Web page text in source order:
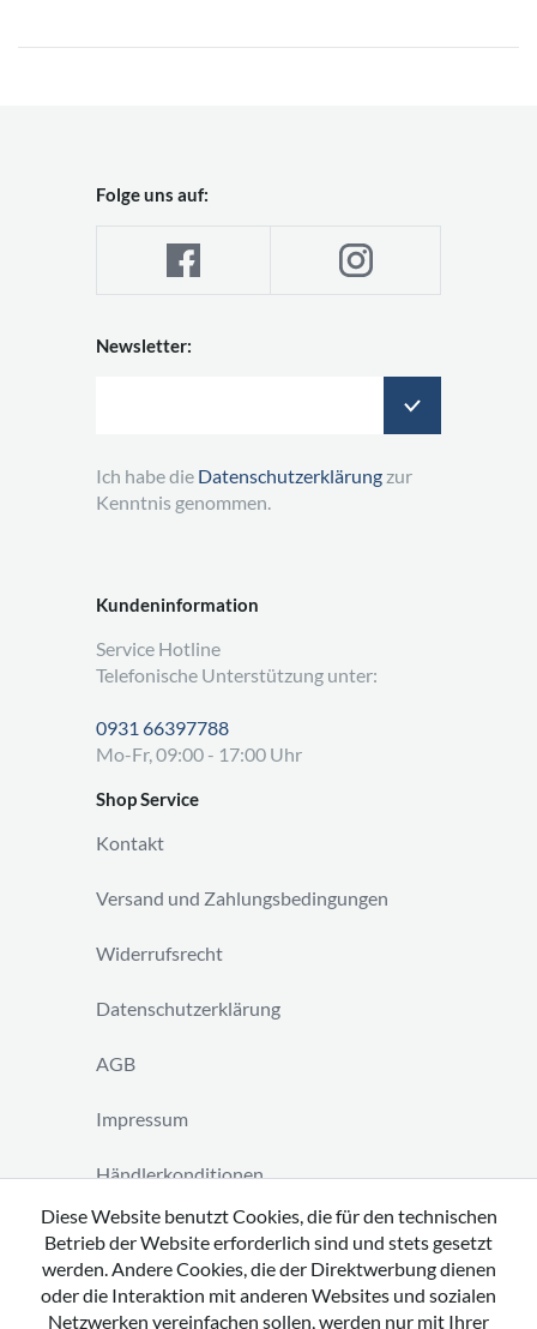
Kundeninformation
Service Hotline
Telefonische Unterstützung unter:
0931 66397788
Mo-Fr, 09:00 - 17:00 Uhr
Shop Service
Kontakt
Versand und Zahlungsbedingungen
Widerrufsrecht
Datenschutzerklärung
AGB
Impressum
Händlerkonditionen
Vertrag widerrufen
Folge uns auf:
Newsletter:
Ich habe die Datenschutzerklärung zur
Kenntnis genommen.
Diese Website benutzt Cookies, die für den technischen
Betrieb der Website erforderlich sind und stets gesetzt
werden. Andere Cookies, die der Direktwerbung dienen
oder die Interaktion mit anderen Websites und sozialen
Netzwerken vereinfachen sollen, werden nur mit Ihrer